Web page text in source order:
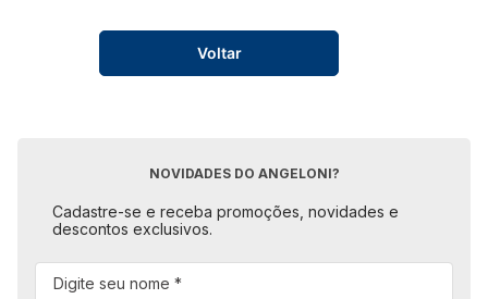
Voltar
NOVIDADES DO ANGELONI?
Cadastre-se e receba promoções, novidades e
descontos exclusivos.